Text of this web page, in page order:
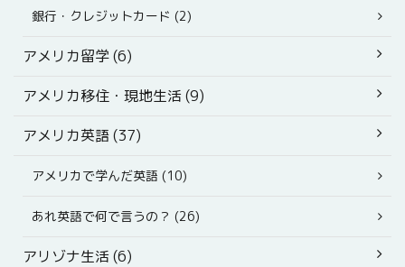
銀行・クレジットカード (2)
アメリカ留学 (6)
アメリカ移住・現地生活 (9)
アメリカ英語 (37)
アメリカで学んだ英語 (10)
あれ英語で何で言うの？ (26)
アリゾナ生活 (6)